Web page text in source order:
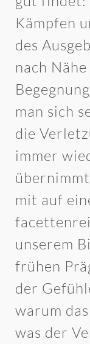
Kämpfen
des
nach
man sich
die
immer
mit auf
unserem
frühen
der
warum
was der